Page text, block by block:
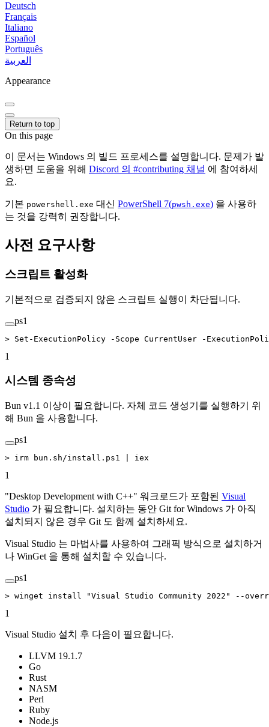
Deutsch
Français
Italiano
Español
Português
العربية
Appearance
Return to top
On this page
이 문서는 Windows 의 빌드 프로세스를 설명합니다. 문제가 발
생하면 도움을 위해 Discord 의 #contributing 채널 에 참여하세
요.
기본 powershell.exe 대신 PowerShell 7(pwsh.exe) 을 사용하
는 것을 강력히 권장합니다.
사전 요구사항
스크립트 활성화
기본적으로 검증되지 않은 스크립트 실행이 차단됩니다.
ps1
> Set-ExecutionPolicy - Scope CurrentUser -
1
시스템 종속성
Bun v1.1 이상이 필요합니다. 자체 코드 생성기를 실행하기 위
해 Bun 을 사용합니다.
ps1
> irm bun.sh /install.ps1 iex
1
"Desktop Development with C++" 워크로드가 포함된 Visual
Studio 가 필요합니다. 설치하는 동안 Git for Windows 가 아직
설치되지 않은 경우 Git 도 함께 설치하세요.
Visual Studio 는 마법사를 사용하여 그래픽 방식으로 설치하거
나 WinGet 을 통해 설치할 수 있습니다.
ps1
> winget install "Visual Studio Community 2022" --
1
Visual Studio 설치 후 다음이 필요합니다.
LLVM 19.1.7
Go
Rust
NASM
Perl
Ruby
Node.js